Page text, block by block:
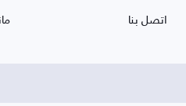
اتصل بنا